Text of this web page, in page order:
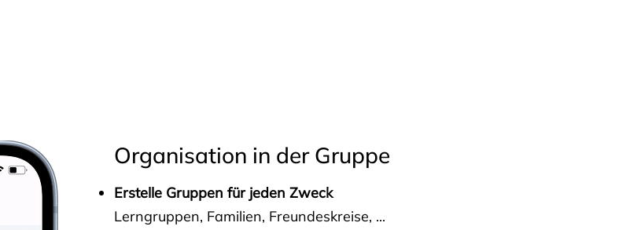
Organisation in der Gruppe
Erstelle Gruppen für jeden Zweck
Lerngruppen, Familien, Freundeskreise, ...